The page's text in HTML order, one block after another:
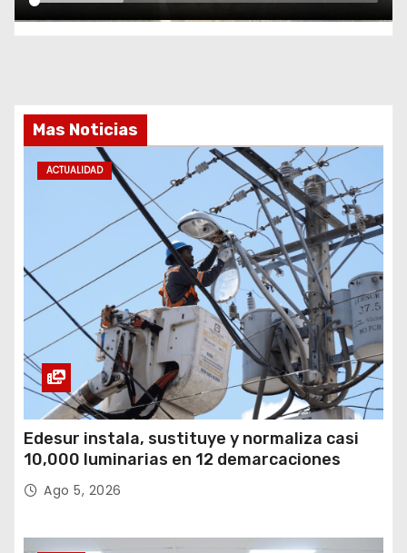
Mas Noticias
ACTUALIDAD
Edesur instala, sustituye y normaliza casi
10,000 luminarias en 12 demarcaciones
Ago 5, 2026